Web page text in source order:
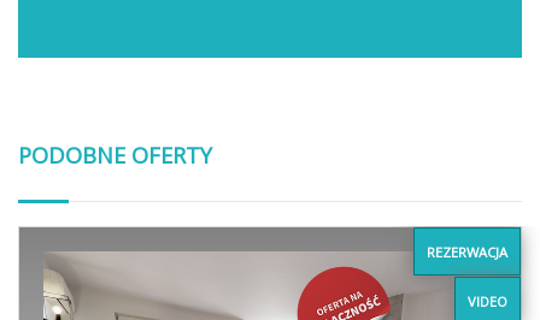
PODOBNE OFERTY
REZERWACJA
VIDEO